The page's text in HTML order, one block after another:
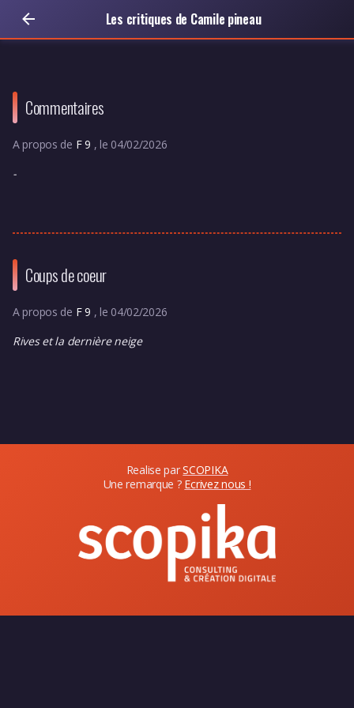
Les critiques de Camile pineau
Commentaires
A propos de F 9 , le 04/02/2026
-
Coups de coeur
A propos de F 9 , le 04/02/2026
Rives et la dernière neige
Realise parSCOPIKA
Une remarque ? Ecrivez nous !